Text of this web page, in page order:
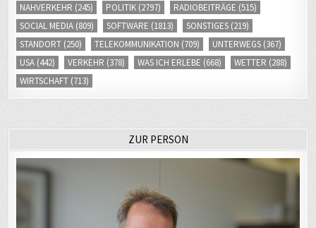
NAHVERKEHR (245) POLITIK (2797) RADIOBEITRÄGE (515)
SOCIAL MEDIA (809) SOFTWARE (1813) SONSTIGES (219)
STANDORT (250) TELEKOMMUNIKATION (709) UNTERWEGS (367)
USA (442) VERKEHR (378) WAS ICH ERLEBE (668) WETTER (288)
WIRTSCHAFT (713)
ZUR PERSON